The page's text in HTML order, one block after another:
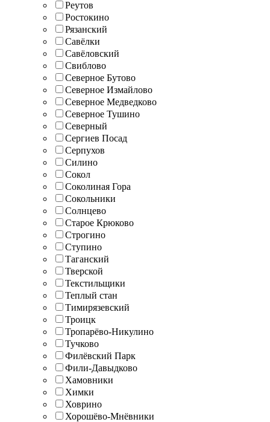
Реутов
Ростокино
Рязанский
Савёлки
Савёловский
Свиблово
Северное Бутово
Северное Измайлово
Северное Медведково
Северное Тушино
Северный
Сергиев Посад
Серпухов
Силино
Сокол
Соколиная Гора
Сокольники
Солнцево
Старое Крюково
Строгино
Ступино
Таганский
Тверской
Текстильщики
Теплый стан
Тимирязевский
Троицк
Тропарёво-Никулино
Тучково
Филёвский Парк
Фили-Давыдково
Хамовники
Химки
Ховрино
Хорошёво-Мнёвники